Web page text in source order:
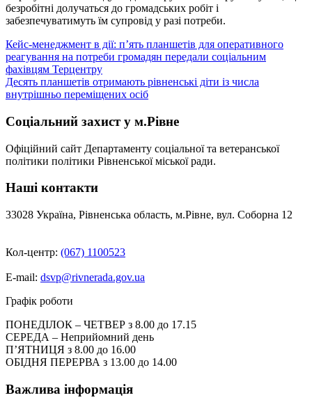
безробітні долучаться до громадських робіт і
забезпечуватимуть їм супровід у разі потреби.
Навігація
записів
Кейс-менеджмент в дії: п’ять планшетів для оперативного
реагування на потреби громадян передали соціальним
фахівцям Терцентру
Десять планшетів отримають рівненські діти із числа
внутрішньо переміщених осіб
Соціальний захист у м.Рівне
Офіційний сайт Департаменту соціальної та ветеранської
політики політики Рівненської міської ради.
Наші контакти
33028 Україна, Рівненська область, м.Рівне, вул. Соборна 12
Кол-центр: (067) 1100523
E-mail: dsvp@rivnerada.gov.ua
Графік роботи
ПОНЕДІЛОК – ЧЕТВЕР з 8.00 до 17.15
СЕРЕДА – Неприйомний день
П’ЯТНИЦЯ з 8.00 до 16.00
ОБІДНЯ ПЕРЕРВА з 13.00 до 14.00
Важлива інформація